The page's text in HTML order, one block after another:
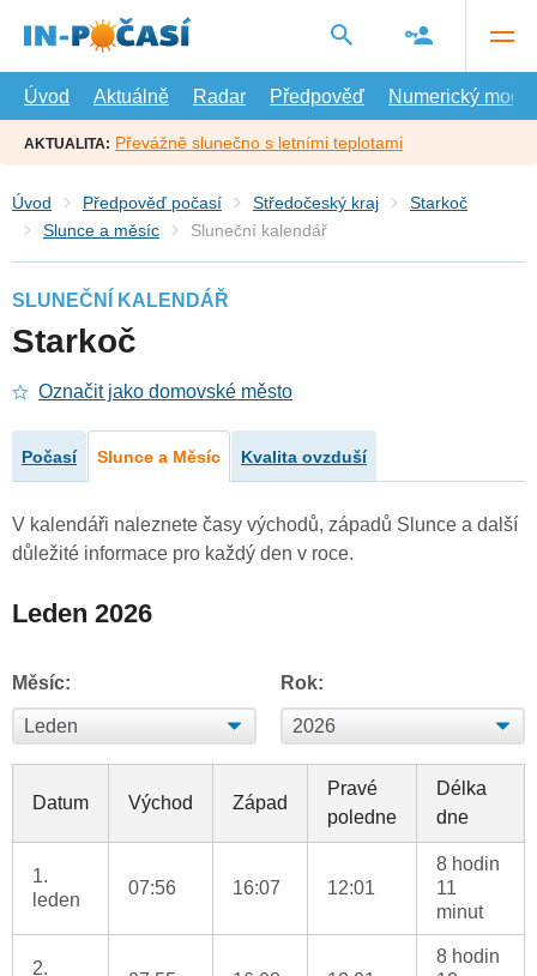
hlavní
Úvod
Aktuálně Radar Předpověď Numerický model
AKTUALITA: Převážně slunečno s letními teplotami
Úvod Předpověď počasí Středočeský kraj
Starkoč
Slunce a měsíc
Sluneční kalendář
SLUNEČNÍ KALENDÁŘ
Starkoč
Označit jako domovské město
Počasí Slunce a Měsíc Kvalita ovzduší
V kalendáři naleznete časy východů, západů Slunce a další
důležité informace pro každý den v roce.
Leden 2026
Měsíc: Rok:
Datum Východ Západ
Pravé
poledne
Délka
dne
1.
leden
07:56 16:07 12:01
8 hodin
11
minut
2.
8 hodin